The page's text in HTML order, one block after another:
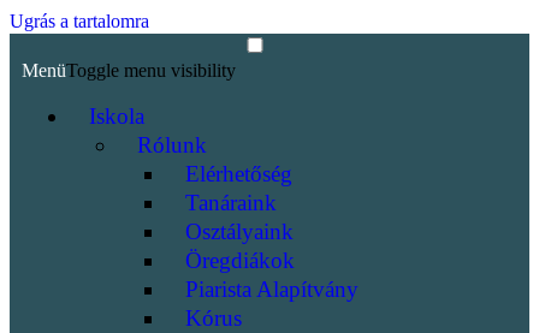
Ugrás a tartalomra
MenüToggle menu visibility
Iskola
Rólunk
Elérhetőség
Tanáraink
Osztályaink
Öregdiákok
Piarista Alapítvány
Kórus